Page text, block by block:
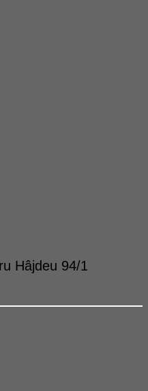
Hâjdeu 94/1